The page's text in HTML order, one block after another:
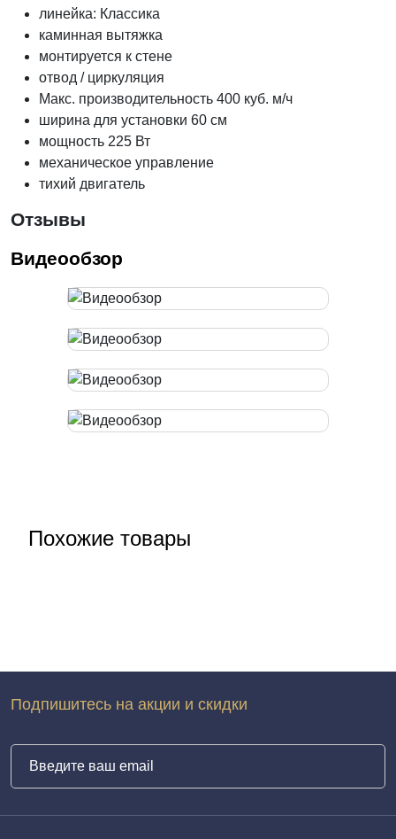
линейка: Классика
каминная вытяжка
монтируется к стене
отвод / циркуляция
Макс. производительность 400 куб. м/ч
ширина для установки 60 см
мощность 225 Вт
механическое управление
тихий двигатель
Отзывы
Видеообзор
Похожие товары
Подпишитесь на акции и скидки